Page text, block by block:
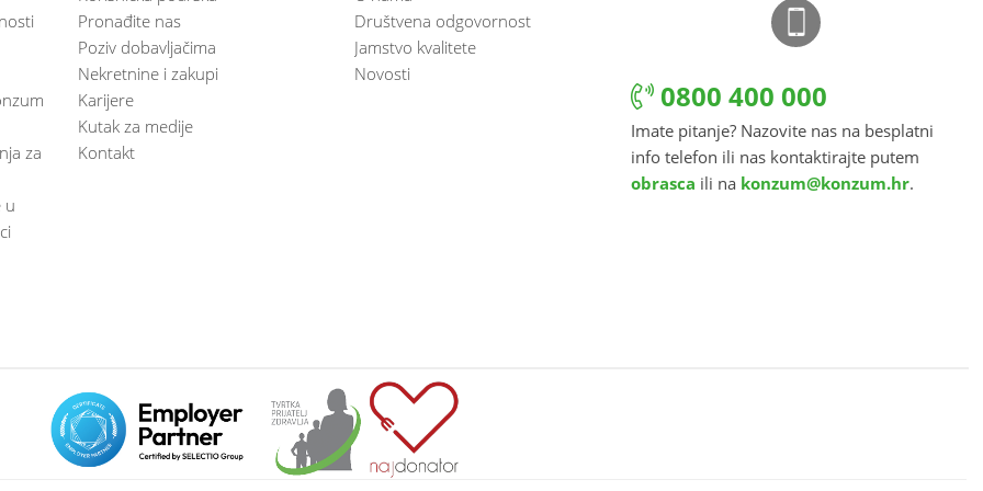
za
u
Pronađite nas
Poziv dobavljačima
Nekretnine i zakupi
Karijere
Kutak za medije
Kontakt
Društvena odgovornost
Jamstvo kvalitete
Novosti
0800 400 000
Imate pitanje? Nazovite nas na besplatni
info telefon ili nas kontaktirajte putem
obrasca ili na konzum@konzum.hr.